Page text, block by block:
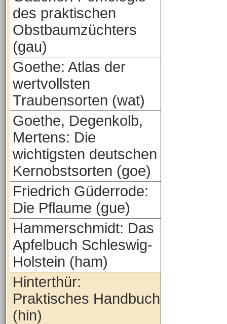
des praktischen
Obstbaumzüchters
(gau)
Goethe: Atlas der
wertvollsten
Traubensorten (wat)
Goethe, Degenkolb,
Mertens: Die
wichtigsten deutschen
Kernobstsorten (goe)
Friedrich Güderrode:
Die Pflaume (gue)
Hammerschmidt: Das
Apfelbuch Schleswig-
Holstein (ham)
Hinterthür:
Praktisches Handbuch
(hin)